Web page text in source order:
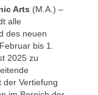
Arts (M.A.) –
alle
des neuen
bis 1.
2025 zu
der Vertiefung